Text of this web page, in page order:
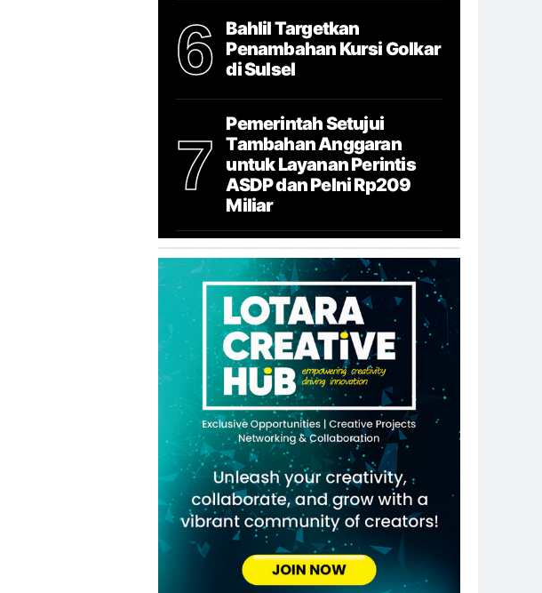
6
Bahlil Targetkan
Penambahan Kursi Golkar
di Sulsel
7
Pemerintah Setujui
Tambahan Anggaran
untuk Layanan Perintis
ASDP dan Pelni Rp209
Miliar